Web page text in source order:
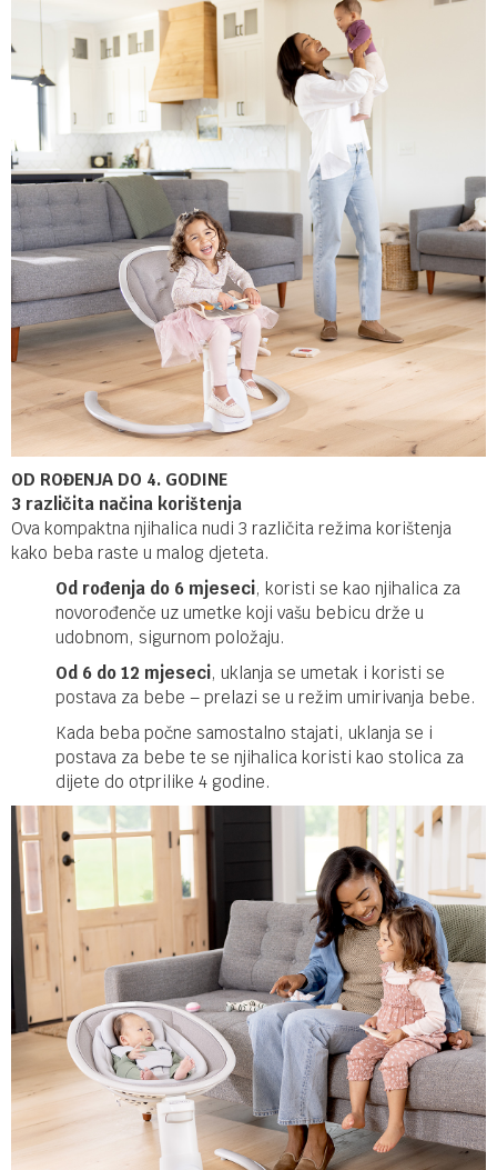
OD ROĐENJA DO 4. GODINE
3 različita načina korištenja
Ova kompaktna njihalica nudi 3 različita režima korištenja
kako beba raste u malog djeteta.
Od rođenja do 6 mjeseci, koristi se kao njihalica za
novorođenče uz umetke koji vašu bebicu drže u
udobnom, sigurnom položaju.
Od 6 do 12 mjeseci, uklanja se umetak i koristi se
postava za bebe – prelazi se u režim umirivanja bebe.
Kada beba počne samostalno stajati, uklanja se i
postava za bebe te se njihalica koristi kao stolica za
dijete do otprilike 4 godine.